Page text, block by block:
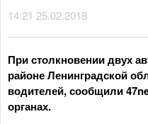
14:21 25.02.2018
При столкновении двух
районе Ленинградской
водителей, сообщили
органах.